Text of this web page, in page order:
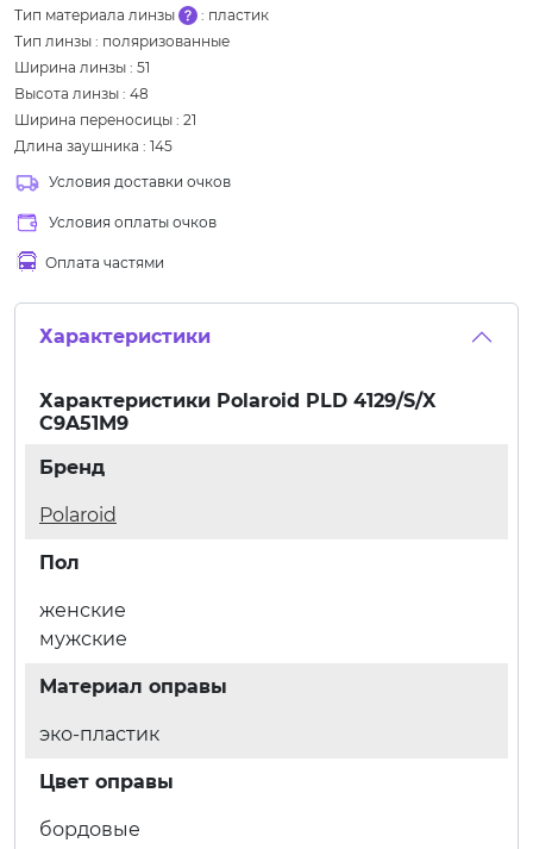
Тип материала линзы
: пластик
Тип линзы : поляризованные
Ширина линзы : 51
Высота линзы : 48
Ширина переносицы : 21
Длина заушника : 145
Условия доставки очков
Условия оплаты очков
Оплата частями
Характеристики
Характеристики Polaroid PLD 4129/S/X
C9A51M9
Бренд
Polaroid
Пол
женские
мужские
Материал оправы
эко-пластик
Цвет оправы
бордовые